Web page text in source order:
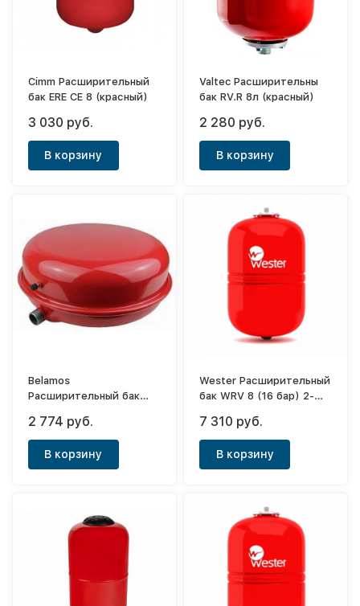
Cimm Расширительный
бак ERE CE 8 (красный)
3 030 руб.
В корзину
Valtec Расширительны
бак RV.R 8л (красный)
2 280 руб.
В корзину
Belamos
Расширительный бак
8FL (красный)
2 774 руб.
В корзину
Wester Расширительный
бак WRV 8 (16 бар) 2-
7 310 руб.
В корзину